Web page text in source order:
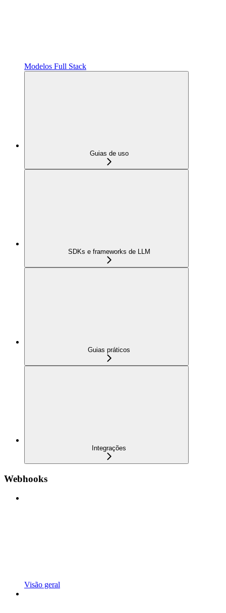
Modelos Full Stack
Guias de uso
SDKs e frameworks de LLM
Guias práticos
Integrações
Webhooks
Visão geral